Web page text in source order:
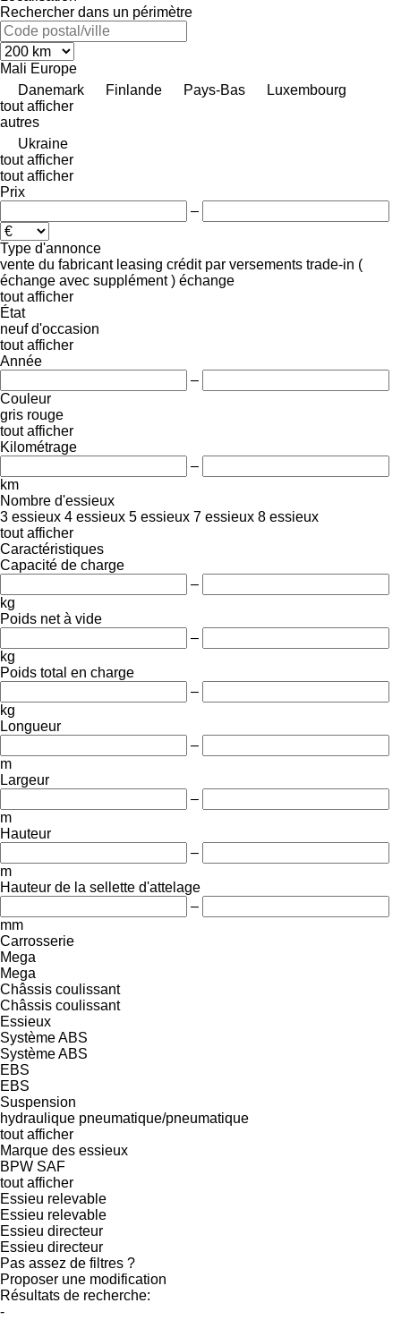
Rechercher dans un périmètre
Mali Europe
Danemark
Finlande Pays-Bas
Luxembourg
tout afficher
autres
Ukraine
tout afficher
tout afficher
Prix
–
Type d'annonce
vente du fabricant leasing crédit par versements trade-in (
échange avec supplément ) échange
tout afficher
État
neuf d'occasion
tout afficher
Année
–
Couleur
gris rouge
tout afficher
Kilométrage
–
km
Nombre d'essieux
3 essieux 4 essieux 5 essieux 7 essieux 8 essieux
tout afficher
Caractéristiques
Capacité de charge
–
kg
Poids net à vide
–
kg
Poids total en charge
–
kg
Longueur
–
m
Largeur
–
m
Hauteur
–
m
Hauteur de la sellette d'attelage
–
mm
Carrosserie
Mega
Mega
Châssis coulissant
Châssis coulissant
Essieux
Système ABS
Système ABS
EBS
EBS
Suspension
hydraulique pneumatique/pneumatique
tout afficher
Marque des essieux
BPW SAF
tout afficher
Essieu relevable
Essieu relevable
Essieu directeur
Essieu directeur
Pas assez de filtres ?
Proposer une modification
Résultats de recherche:
-